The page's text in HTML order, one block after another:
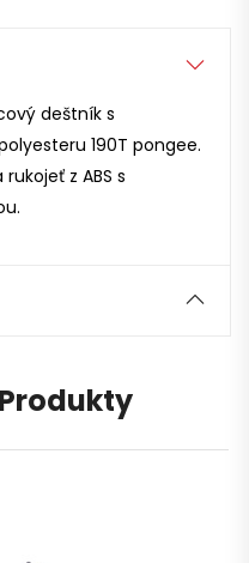
deštník s
190T pongee.
z ABS s